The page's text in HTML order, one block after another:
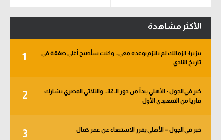
الأكثر مشاهدة
1
بيزيرا: الزمالك لم يلتزم بوعده معي.. وكنت سأصبح أغلى صفقة في
تاريخ النادي
2
خبر في الجول - الأهلي يبدأ من دور الـ 32.. والثلاثي المصري يشارك
قاريا من التمهيدي الأول
3 خبر في الجول – الأهلي يقرر الاستنغاء عن عمر كمال